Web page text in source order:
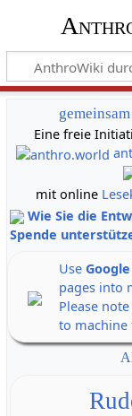
Eine freie
mit online
Wie Sie die
Spende
Use
pages into
Please
to machine